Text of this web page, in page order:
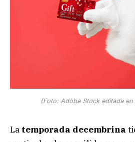
(Foto: Adobe Stock editada
La temporada decembrina